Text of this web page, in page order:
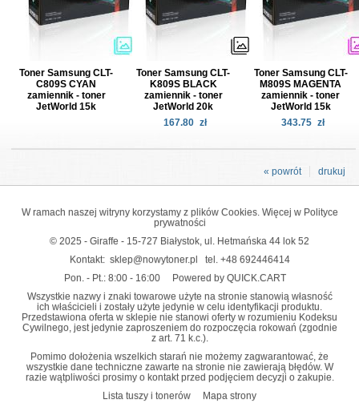
Toner Samsung CLT-
C809S CYAN
zamiennik - toner
JetWorld 15k
Toner Samsung CLT-
K809S BLACK
zamiennik - toner
JetWorld 20k
167.80 zł
Toner Samsung CLT-
M809S MAGENTA
zamiennik - toner
JetWorld 15k
343.75 zł
drukuj
« powrót
W ramach naszej witryny korzystamy z plików Cookies. Więcej w Polityce
prywatności
© 2025 - Giraffe - 15-727 Białystok, ul. Hetmańska 44 lok 52
Kontakt: sklep@nowytoner.pl tel. +48 692446414
Pon. - Pt.: 8:00 - 16:00
Powered by QUICK.CART
Wszystkie nazwy i znaki towarowe użyte na stronie stanowią własność
ich właścicieli i zostały użyte jedynie w celu identyfikacji produktu.
Przedstawiona oferta w sklepie nie stanowi oferty w rozumieniu Kodeksu
Cywilnego, jest jedynie zaproszeniem do rozpoczęcia rokowań (zgodnie
z art. 71 k.c.).
Pomimo dołożenia wszelkich starań nie możemy zagwarantować, że
wszystkie dane techniczne zawarte na stronie nie zawierają błędów. W
razie wątpliwości prosimy o kontakt przed podjęciem decyzji o zakupie.
Lista tuszy i tonerów
Mapa strony